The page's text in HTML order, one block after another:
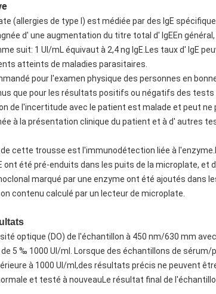
(allergies de type I) est médiée par des IgE
d' une augmentation du titre total d' IgEEn
suit: 1 UI/mL équivaut à 2,4 ng IgE.Les taux d' IgE
atteints de maladies parasitaires.
pour l'examen physique des personnes en
que pour les résultats positifs ou négatifs des tests
de l'incertitude avec le patient est malade et peut ne
à la présentation clinique du patient et à d' autres
cette trousse est l'immunodétection liée à
ont été pré-enduits dans les puits de la microplate, et
marqué par une enzyme ont été ajoutés dans
contenu calculé par un lecteur de microplate.
optique (DO) de l'échantillon à 450 nm/630 mm
5 ‰ 1000 UI/ml. Lorsque des échantillons de
à 1000 UI/ml,des résultats précis ne peuvent
et testé à nouveauLe résultat final de